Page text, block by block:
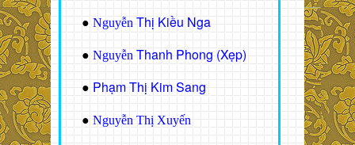
● Nguyễn Thị Kiều Nga
● Nguyễn Thanh Phong (Xẹp)
● Phạm Thị Kim Sang
● Nguyễn Thị Xuyến